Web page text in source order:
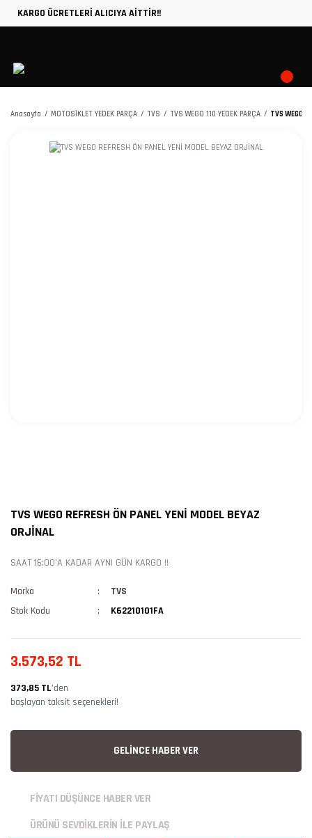
KARGO ÜCRETLERİ ALICIYA AİTTİR!!
Anasayfa MOTOSİKLET YEDEK PARÇA TVS TVS WEGO 110 YEDEK PARÇA TVS WEGO
TVS WEGO REFRESH ÖN PANEL YENİ MODEL BEYAZ
ORJİNAL
SAAT 16:00'A KADAR AYNI GÜN KARGO !!
Marka
TVS
Stok Kodu
K62210101FA
3.573,52 TL
373,85 TL’den
başlayan taksit seçenekleri!
GELİNCE HABER VER
FİYATI DÜŞÜNCE HABER VER
ÜRÜNÜ SEVDİKLERİN İLE PAYLAŞ